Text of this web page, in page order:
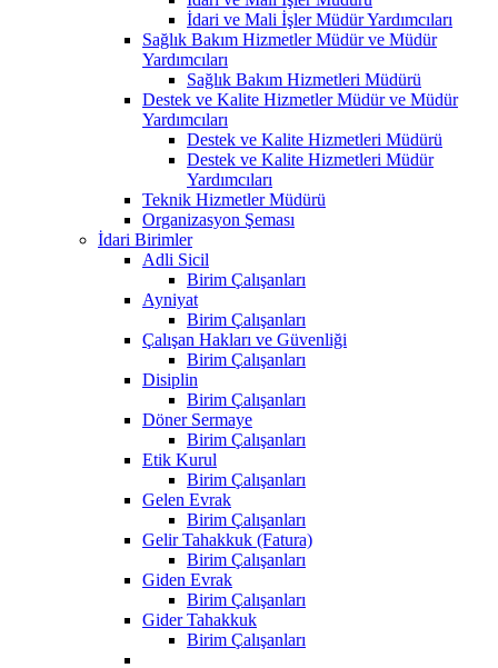
İdari ve Mali İşler Müdür Yardımcıları
Sağlık Bakım Hizmetler Müdür ve Müdür
Yardımcıları
Sağlık Bakım Hizmetleri Müdürü
Destek ve Kalite Hizmetler Müdür ve Müdür
Yardımcıları
Destek ve Kalite Hizmetleri Müdürü
Destek ve Kalite Hizmetleri Müdür
Yardımcıları
Teknik Hizmetler Müdürü
Organizasyon Şeması
İdari Birimler
Adli Sicil
Birim Çalışanları
Ayniyat
Birim Çalışanları
Çalışan Hakları ve Güvenliği
Birim Çalışanları
Disiplin
Birim Çalışanları
Döner Sermaye
Birim Çalışanları
Etik Kurul
Birim Çalışanları
Gelen Evrak
Birim Çalışanları
Gelir Tahakkuk (Fatura)
Birim Çalışanları
Giden Evrak
Birim Çalışanları
Gider Tahakkuk
Birim Çalışanları